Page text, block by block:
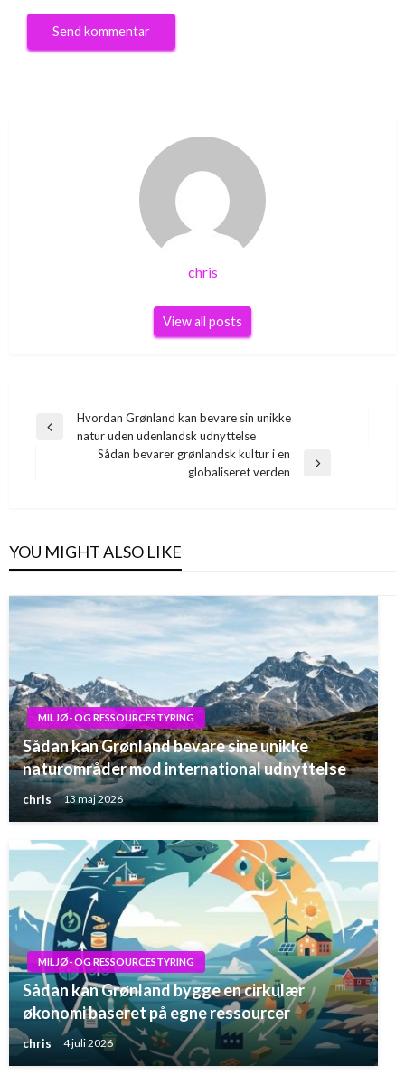
chris
View all posts
Indlægsnavigation
Previous
Hvordan Grønland kan bevare sin unikke
natur uden udenlandsk udnyttelse
Sådan bevarer grønlandsk kultur i en
globaliseret verden
YOU MIGHT ALSO LIKE
MILJØ- OG RESSOURCESTYRING
Sådan kan Grønland bevare sine unikke
naturområder mod international udnyttelse
chris 13 maj 2026
MILJØ- OG RESSOURCESTYRING
Sådan kan Grønland bygge en cirkulær
økonomi baseret på egne ressourcer
chris 4 juli 2026